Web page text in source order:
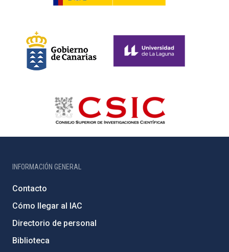
INFORMACIÓN GENERAL
Contacto
Cómo llegar al IAC
Directorio de personal
Biblioteca